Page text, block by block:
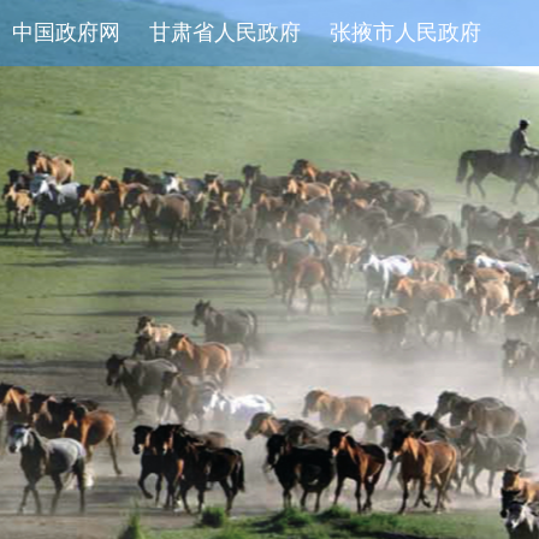
中国政府网 甘肃省人民政府 张掖市人民政府